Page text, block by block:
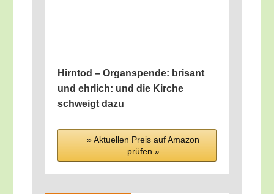
Hirn­tod – Organ­spen­de: bri­sant
und ehr­lich: und die Kir­che
schweigt dazu
» Aktu­el­len Preis auf Ama­zon
prü­fen »